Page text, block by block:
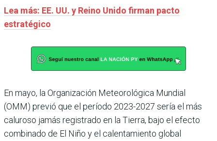
Lea más: EE. UU. y Reino Unido firman pacto
estratégico
En mayo, la Organización Meteorológica Mundial
(OMM) previó que el período 2023-2027 sería el más
caluroso jamás registrado en la Tierra, bajo el efecto
combinado de El Niño y el calentamiento global